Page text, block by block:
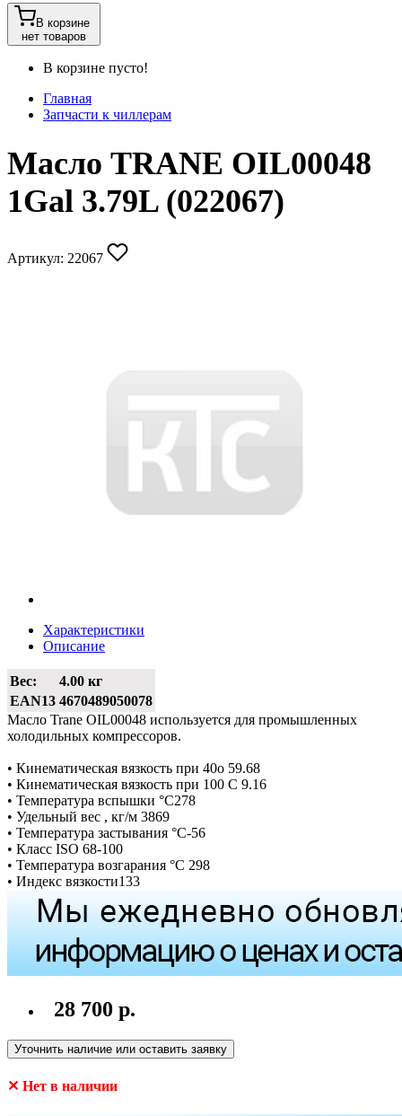
В корзине
нет товаров
В корзине пусто!
Главная
Запчасти к чиллерам
Масло TRANE OIL00048
1Gal 3.79L (022067)
Артикул: 22067
Характеристики
Описание
Вес:
4.00 кг
EAN13 4670489050078
Масло Trane OIL00048 используется для промышленных
холодильных компрессоров.
• Кинематическая вязкость при 40o 59.68
• Кинематическая вязкость при 100 С 9.16
• Температура вспышки °С278
• Удельный вес , кг/м 3869
• Температура застывания °С-56
• Класс ISO 68-100
• Температура возгарания °С 298
• Индекс вязкости133
28 700 р.
Уточнить наличие или оставить заявку
✕ Нет в наличии